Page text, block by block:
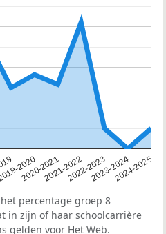
2020
2020-20212021-20222022-20232023-20242024-2025
percentage groep 8
in zijn of haar schoolcarrière
gelden voor Het Web.